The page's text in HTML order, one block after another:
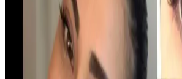
Hacim katıcı günlük rimeller, hafif formülleri
doğal ve dolgun kirpikler sağlar. Suya
temizlik kolaylığıyla günlük makyajınızı
Kaliteli Teleskop Rimel Markaları
Hakkında Kapsamlı Bilgi